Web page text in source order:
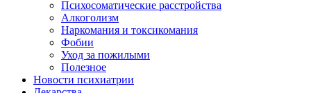
Психосоматические расстройства
Алкоголизм
Наркомания и токсикомания
Фобии
Уход за пожилыми
Полезное
Новости психиатрии